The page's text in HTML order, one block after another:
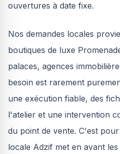
ouvertures à date fixe.
Nos demandes locales
boutiques de luxe
palaces, agences
besoin est rarement
une exécution fiable, des
l'atelier et une intervention
du point de vente. C'est
locale Adzif met en avant